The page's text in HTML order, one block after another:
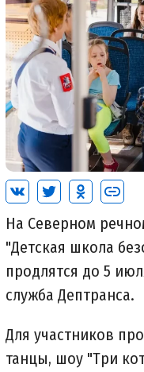
На Северном
"Детская школа
продлятся до 5
служба Дептранса.
Для участников
танцы, шоу "Три